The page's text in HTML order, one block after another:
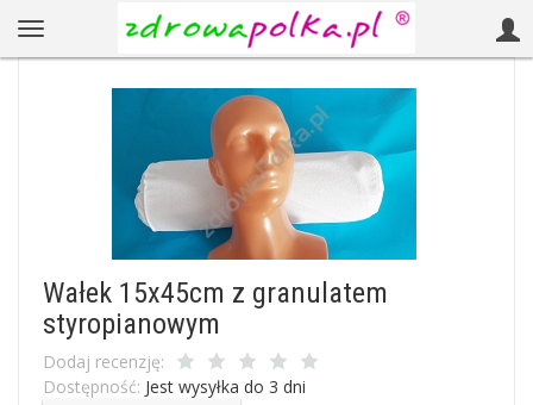
Wałek 15x45cm z granulatem
styropianowym
Dodaj recenzję:
Dostępność: Jest wysyłka do 3 dni